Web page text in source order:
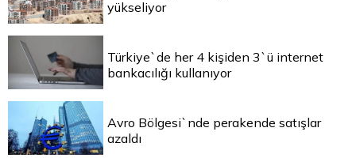
yükseliyor
Türkiye`de her 4 kişiden 3`ü internet
bankacılığı kullanıyor
Avro Bölgesi`nde perakende satışlar
azaldı